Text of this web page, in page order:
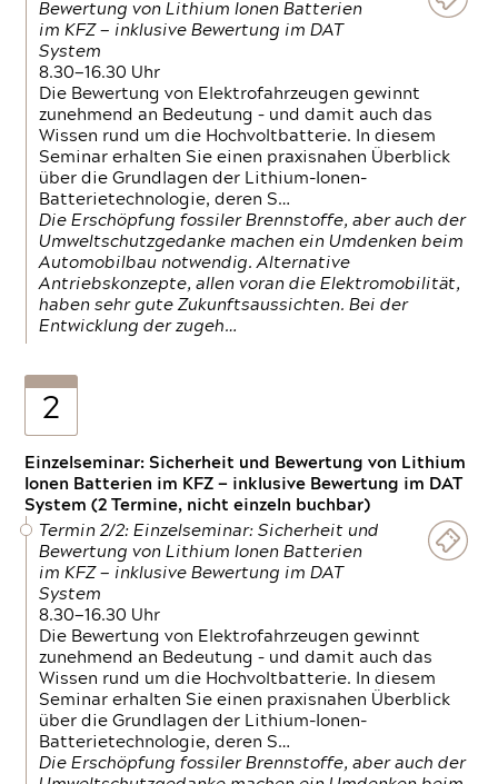
Bewertung von Lithium Ionen Batterien
im KFZ — inklusive Bewertung im DAT
System
8.30—16.30 Uhr
Die Bewertung von Elektrofahrzeugen gewinnt
zunehmend an Bedeutung – und damit auch das
Wissen rund um die Hochvoltbatterie. In diesem
Seminar erhalten Sie einen praxisnahen Überblick
über die Grundlagen der Lithium-Ionen-
Batterietechnologie, deren S…
Die Erschöpfung fossiler Brennstoffe, aber auch der
Umweltschutzgedanke machen ein Umdenken beim
Automobilbau notwendig. Alternative
Antriebskonzepte, allen voran die Elektromobilität,
haben sehr gute Zukunftsaussichten. Bei der
Entwicklung der zugeh…
2
Einzelseminar: Sicherheit und Bewertung von Lithium
Ionen Batterien im KFZ — inklusive Bewertung im DAT
System (2 Termine, nicht einzeln buchbar)
Termin 2/2: Einzelseminar: Sicherheit und
Bewertung von Lithium Ionen Batterien
im KFZ — inklusive Bewertung im DAT
System
8.30—16.30 Uhr
Die Bewertung von Elektrofahrzeugen gewinnt
zunehmend an Bedeutung – und damit auch das
Wissen rund um die Hochvoltbatterie. In diesem
Seminar erhalten Sie einen praxisnahen Überblick
über die Grundlagen der Lithium-Ionen-
Batterietechnologie, deren S…
Die Erschöpfung fossiler Brennstoffe, aber auch der